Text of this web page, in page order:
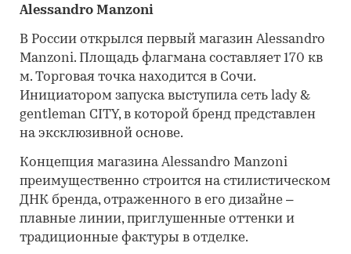
Alessandro Manzoni
В России открылся первый магазин Alessandro
Manzoni. Площадь флагмана составляет 170 кв
м. Торговая точка находится в Сочи.
Инициатором запуска выступила сеть lady &
gentleman CITY, в которой бренд представлен
на эксклюзивной основе.
Концепция магазина Alessandro Manzoni
преимущественно строится на стилистическом
ДНК бренда, отраженного в его дизайне –
плавные линии, приглушенные оттенки и
традиционные фактуры в отделке.